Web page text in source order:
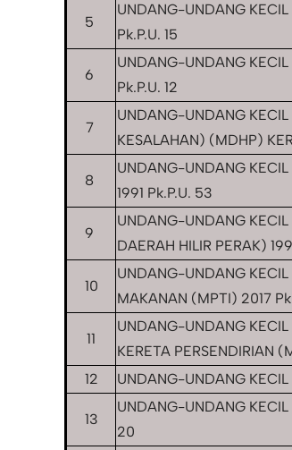
5
UNDANG-UNDANG
Pk.P.U. 15
6
UNDANG-UNDANG
Pk.P.U. 12
7
UNDANG-UNDANG
KESALAHAN) (MDHP)
8
UNDANG-UNDANG
1991 Pk.P.U. 53
9
UNDANG-UNDANG
DAERAH HILIR PERAK)
10
UNDANG-UNDANG KECIL
MAKANAN (MPTI) 2017
11
UNDANG-UNDANG KECIL
KERETA PERSENDIRIAN
12 UNDANG-UNDANG
13
UNDANG-UNDANG
20